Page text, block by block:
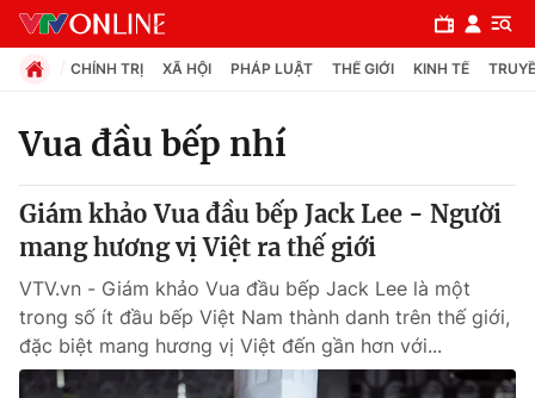
Chuyên mục
Chính trị
Xã hội
Pháp luật
CHÍNH TRỊ XÃ HỘI PHÁP LUẬT THẾ GIỚI KINH TẾ
Vua đầu bếp nhí
Giám khảo Vua đầu bếp Jack Lee - Người
mang hương vị Việt ra thế giới
VTV.vn - Giám khảo Vua đầu bếp Jack Lee là một
trong số ít đầu bếp Việt Nam thành danh trên thế giới,
đặc biệt mang hương vị Việt đến gần hơn với...